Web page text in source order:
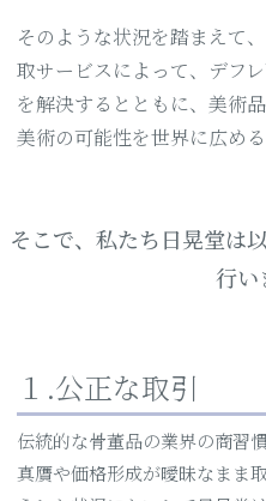
そのような状況を踏まえて
取サービスによって、デフ
を解決するとともに、美術
美術の可能性を世界に広め
そこで、私たち日晃堂は
行い
１.公正な取引
伝統的な骨董品の業界の商習
真贋や価格形成が曖昧なまま